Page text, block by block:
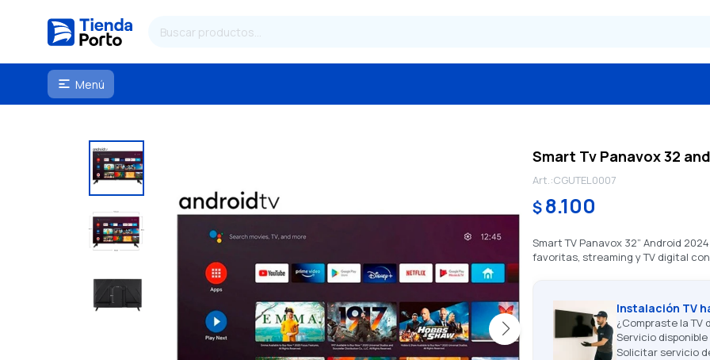
 Menú
Smart Tv Panavox 32
CGUTEL0007
$8.100
Smart TV Panavox 32” Android
favoritas, streaming y TV digital
Instalación TV
¿Compraste la TV
Servicio
Solicitar servicio